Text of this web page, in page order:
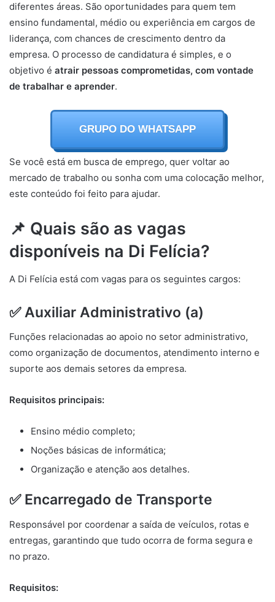
diferentes áreas. São oportunidades para quem tem
ensino fundamental, médio ou experiência em cargos de
liderança, com chances de crescimento dentro da
empresa. O processo de candidatura é simples, e o
objetivo é atrair pessoas comprometidas, com vontade
de trabalhar e aprender.
GRUPO DO WHATSAPP
Se você está em busca de emprego, quer voltar ao
mercado de trabalho ou sonha com uma colocação melhor,
este conteúdo foi feito para ajudar.
📌 Quais são as vagas
disponíveis na Di Felícia?
A Di Felícia está com vagas para os seguintes cargos:
✅ Auxiliar Administrativo (a)
Funções relacionadas ao apoio no setor administrativo,
como organização de documentos, atendimento interno e
suporte aos demais setores da empresa.
Requisitos principais:
Ensino médio completo;
Noções básicas de informática;
Organização e atenção aos detalhes.
✅ Encarregado de Transporte
Responsável por coordenar a saída de veículos, rotas e
entregas, garantindo que tudo ocorra de forma segura e
no prazo.
Requisitos: